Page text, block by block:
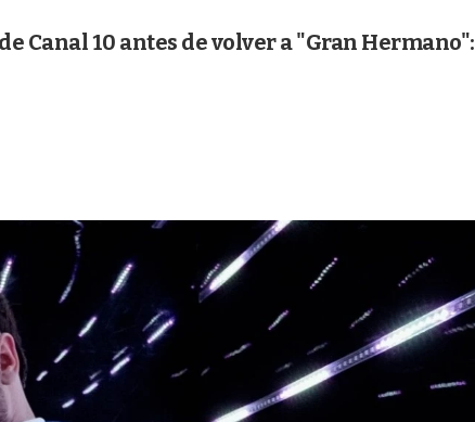
Canal 10 antes de volver a "Gran Hermano":